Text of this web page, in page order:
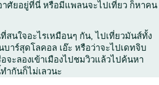
ศัยอยู่ที่นี่ หรือมีแพลนจะไปเที่ยว ก็หาคน
สนใจอะไรเหมือนๆ กัน, ไปเที่ยวมันส์ทั้ง
าร์สุดโลคอล เอ๊ะ หรือว่าจะไปเดทจิบ
ะลองเข้าเมืองไปชมวิวแล้วไปค้นหา
ำกันก็ไม่เลวนะ